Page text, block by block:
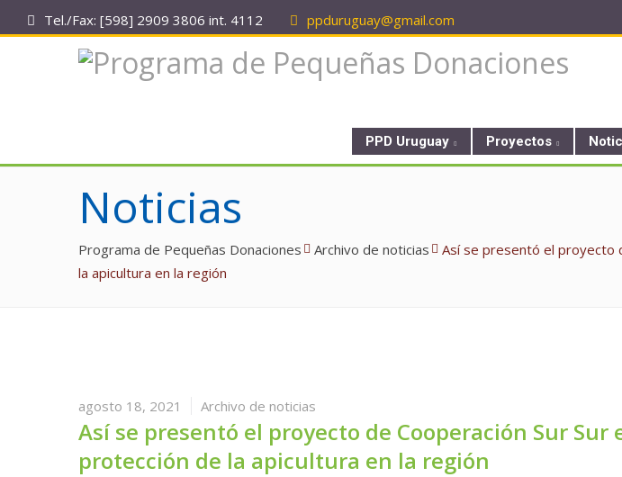
Tel./Fax: [598] 2909 3806 int. 4112 ppduruguay@gmail.com
PPD Uruguay Proyectos
Noticias
Programa de Pequeñas Donaciones Archivo de noticias
Así se presentó el proyecto
la apicultura en la región
agosto 18, 2021 Archivo de noticias
Así se presentó el proyecto de Cooperación Sur
protección de la apicultura en la región